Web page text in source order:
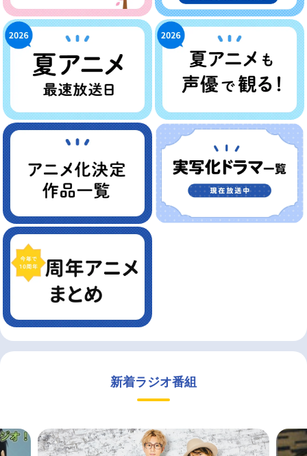
新着ラジオ番組